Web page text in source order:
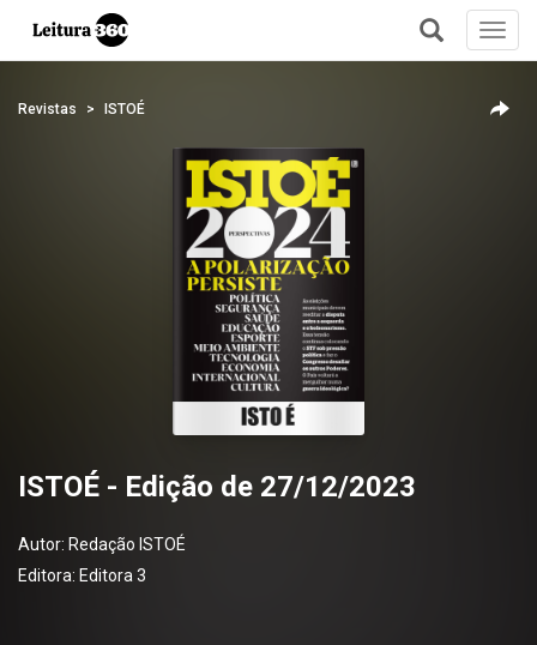
+
Revistas ISTOÉ
ISTOÉ - Edição de 27/12/2023
Autor: Redação ISTOÉ
Editora: Editora 3